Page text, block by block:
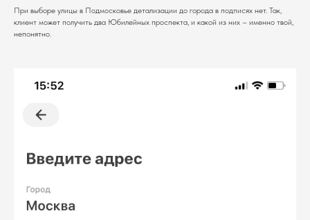
При выборе улицы в Подмосковье детализации до города в подписях нет. Так,
клиент может получить два Юбилейных проспекта, и какой из них – именно твой,
непонятно.